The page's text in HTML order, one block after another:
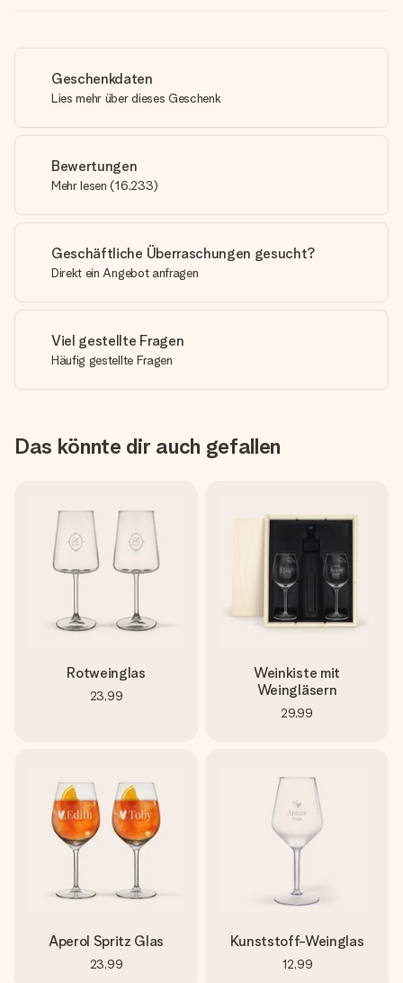
Geschenkdaten
Lies mehr über dieses Geschenk
Bewertungen
Mehr lesen (16,233)
Geschäftliche Überraschungen gesucht?
Direkt ein Angebot anfragen
Viel gestellte Fragen
Häufig gestellte Fragen
Das könnte dir auch gefallen
Rotweinglas
23,99
Weinkiste mit
Weingläsern
29,99
Aperol Spritz Glas
23,99
Kunststoff-Weinglas
12,99